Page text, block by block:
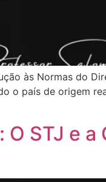
às Normas do
o país de origem
STJ e a